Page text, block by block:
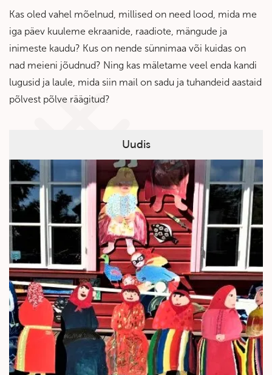
Uudis
Kas oled vahel mõelnud, millised on need lood, mida me
iga päev kuuleme ekraanide, raadiote, mängude ja
inimeste kaudu? Kus on nende sünnimaa või kuidas on
nad meieni jõudnud? Ning kas mäletame veel enda kandi
lugusid ja laule, mida siin mail on sadu ja tuhandeid aastaid
põlvest põlve räägitud?